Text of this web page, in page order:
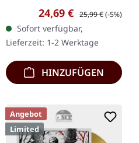
mit bedruckter
Innenhülle. Limitiert auf
150 handnummerierte
Exemplare…
Verkaufspreis:
24,69 € Regulärer Preis:
25,99 €(-5%)
Sofort verfügbar,
Lieferzeit: 1-2 Werktage
HINZUFÜGEN
Angebot
Limited